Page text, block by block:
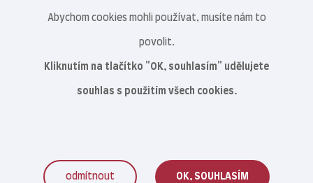
Abychom cookies mohli používat, musíte nám to
povolit.
Kliknutím na tlačítko "OK, souhlasím" udělujete
souhlas s použitím všech cookies.
odmítnout OK, SOUHLASÍM